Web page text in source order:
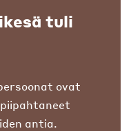
tuli
ovat
antia.